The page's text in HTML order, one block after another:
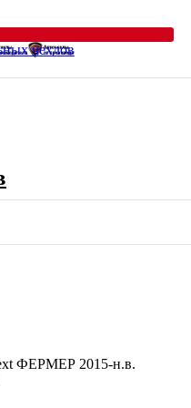
чехлов
ФЕРМЕР 2015-н.в.